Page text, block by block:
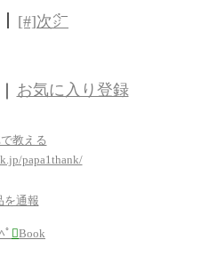
[#]次㌻
お気に入り登録
教える
papa1thank/
を通報
ﾟ Book